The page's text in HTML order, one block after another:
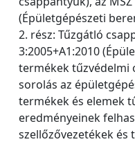
(Épületgépészeti
2. rész: Tűzgátló
3:2005+A1:2010
termékek tűzvédelmi
sorolás az
termékek és elemek
eredményeinek
szellőzővezetékek